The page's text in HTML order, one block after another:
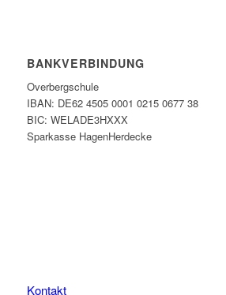
BANKVERBINDUNG
Overbergschule
IBAN: DE62 4505 0001 0215 0677 38
BIC: WELADE3HXXX
Sparkasse HagenHerdecke
Kontakt